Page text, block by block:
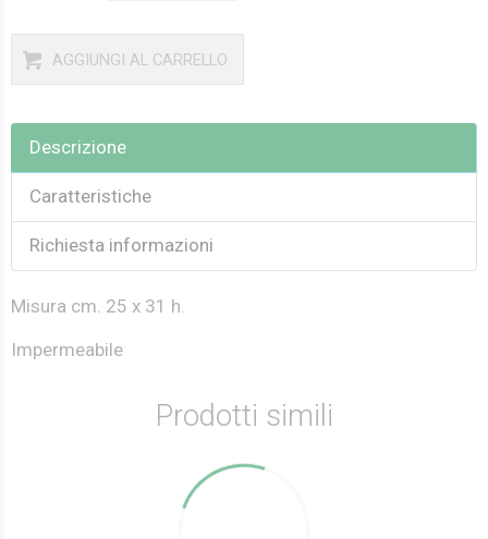
AGGIUNGI AL CARRELLO
Descrizione
Caratteristiche
Richiesta informazioni
Misura cm. 25 x 31 h.
Impermeabile
Prodotti simili